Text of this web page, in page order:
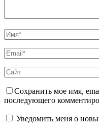
Сохранить мое имя,
последующего
Уведомить меня о